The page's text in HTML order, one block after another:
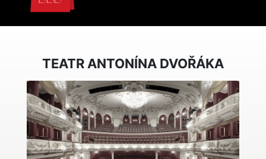
TEATR ANTONÍNA DVOŘÁKA